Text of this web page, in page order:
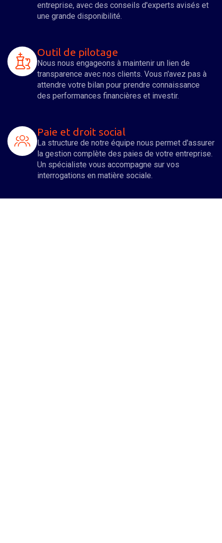
entreprise, avec des conseils d'experts avisés et
une grande disponibilité.
Outil de pilotage
Nous nous engageons à maintenir un lien de
transparence avec nos clients. Vous n'avez pas à
attendre votre bilan pour prendre connaissance
des performances financières et investir.
Paie et droit social
La structure de notre équipe nous permet d'assurer
la gestion complète des paies de votre entreprise.
Un spécialiste vous accompagne sur vos
interrogations en matière sociale.